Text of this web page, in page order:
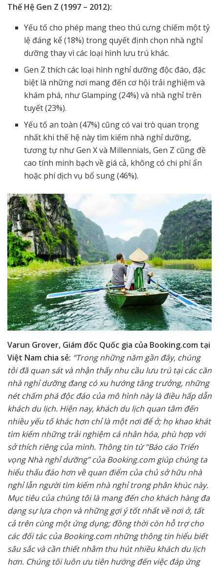
Thế Hệ Gen Z (1997 – 2012):
Yếu tố cho phép mang theo thú cưng chiếm một tỷ
lệ đáng kể (18%) trong quyết định chọn nhà nghỉ
dưỡng thay vì các loại hình lưu trú khác.
Gen Z thích các loại hình nghỉ dưỡng độc đáo, đặc
biệt là những nơi mang đến cơ hội trải nghiệm và
khám phá, như Glamping (24%) và nhà nghỉ trên
tuyết (23%).
Yếu tố an toàn (47%) cũng có vai trò quan trọng
nhất khi thế hệ này tìm kiếm nhà nghỉ dưỡng,
tương tự như Gen X và Millennials, Gen Z cũng đề
cao tính minh bạch về giá cả, không có chi phí ẩn
hoặc phí dịch vụ bổ sung (46%).
Varun Grover, Giám đốc Quốc gia của Booking.com tại
Việt Nam chia sẻ: “Trong những năm gần đây, chúng
tôi đã quan sát và nhận thấy nhu cầu lưu trú tại các căn
nhà nghỉ dưỡng đang có xu hướng tăng trưởng, những
nét chấm phá độc đáo của mô hình này là điều hấp dẫn
khách du lịch. Hiện nay, khách du lịch quan tâm đến
nhiều yếu tố khác hơn chỉ là một nơi để ở; họ khao khát
tìm kiếm những trải nghiệm cá nhân hóa, phù hợp với
sở thích riêng của mình. Thông tin từ “Báo cáo Triển
vọng Nhà nghỉ dưỡng” của Booking.com giúp chúng ta
hiểu thấu đáo hơn về quan điểm của chủ sở hữu nhà
nghỉ lẫn người tìm kiếm nhà nghỉ trong phân khúc này.
Mục tiêu của chúng tôi là mang đến cho khách hàng đa
dạng sự lựa chọn và những gợi ý tốt nhất về nơi ở, tất
cả trên cùng một ứng dụng; đồng thời còn hỗ trợ cho
các đối tác của Booking.com những thông tin hiểu biết
sâu sắc và cần thiết nhằm thu hút nhiều khách du lịch
hơn. Chúng tôi luôn ưu tiên hướng đến việc đáp ứng